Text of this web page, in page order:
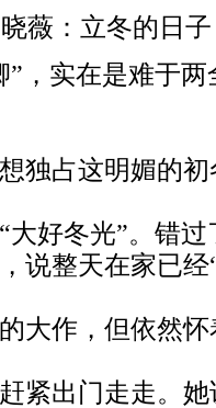
晓薇：立冬的日子
”，实在是难于
独占这明媚的
大好冬光”。错
说整天在家已
大作，但依然
紧出门走走。